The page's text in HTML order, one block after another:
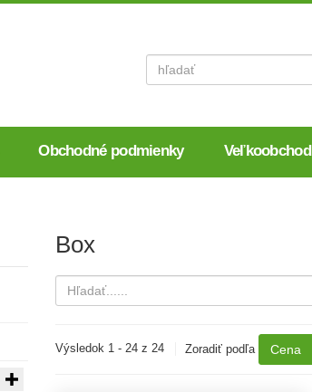
Vyhľadať
Obchodné podmienky Veľkoobchod
Box
Výsledok 1 - 24 z 24 Zoradiť podľa Cena